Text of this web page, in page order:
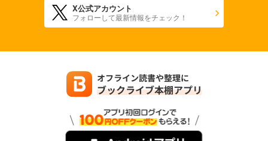
X公式アカウント
フォローして最新情報をチェック！